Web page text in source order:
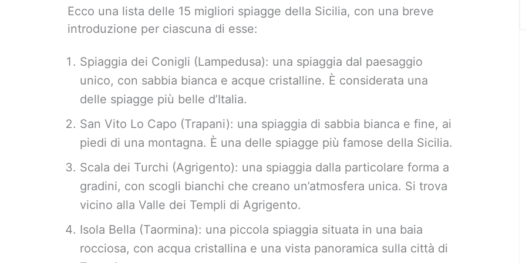
Ecco una lista delle 15 migliori spiagge della Sicilia, con una breve
introduzione per ciascuna di esse:
Spiaggia dei Conigli (Lampedusa): una spiaggia dal paesaggio
unico, con sabbia bianca e acque cristalline. È considerata una
delle spiagge più belle d’Italia.
San Vito Lo Capo (Trapani): una spiaggia di sabbia bianca e fine, ai
piedi di una montagna. È una delle spiagge più famose della Sicilia.
Scala dei Turchi (Agrigento): una spiaggia dalla particolare forma a
gradini, con scogli bianchi che creano un’atmosfera unica. Si trova
vicino alla Valle dei Templi di Agrigento.
Isola Bella (Taormina): una piccola spiaggia situata in una baia
rocciosa, con acqua cristallina e una vista panoramica sulla città di